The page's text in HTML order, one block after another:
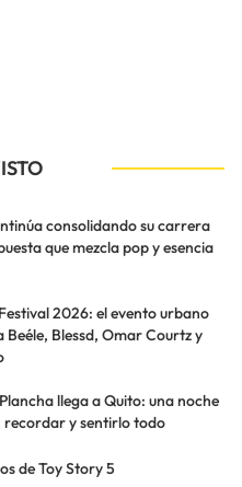
consolidando su carrera
que mezcla pop y esencia
2026: el evento urbano
Beéle, Blessd, Omar Courtz y
llega a Quito: una noche
y sentirlo todo
de Toy Story 5